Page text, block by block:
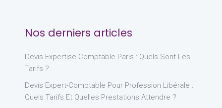
Nos derniers articles
Devis Expertise Comptable Paris : Quels Sont Les
Tarifs ?
Devis Expert-Comptable Pour Profession Libérale :
Quels Tarifs Et Quelles Prestations Attendre ?